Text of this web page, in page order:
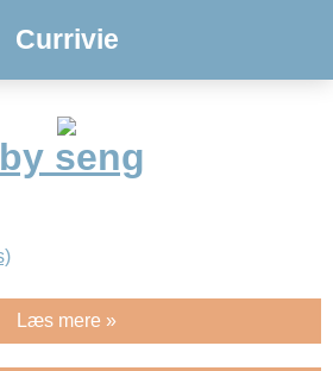
Currivie
seng
Læs mere »